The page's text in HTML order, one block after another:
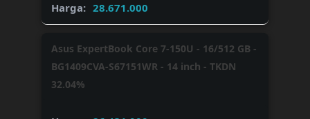
28.671.000
Asus ExpertBook Core 7-150U - 16/512 GB -
BG1409CVA-S67151WR - 14 inch - TKDN
32.04%